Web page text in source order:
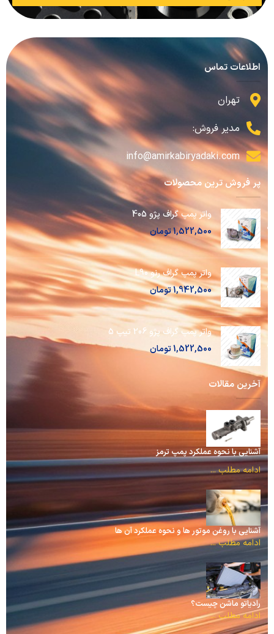
اطلاعات تماس
تهران
مدیر فروش:
info@amirkabiryadaki.com
پر فروش ترین محصولات
واتر پمپ گراف پژو 405
1,522,500تومان
واتر پمپ گراف رنو L90
1,942,500تومان
واتر پمپ گراف پژو 206 تیپ 5
1,522,500تومان
آخرین مقالات
آشنایی با نحوه عملکرد پمپ ترمز
ادامه مطلب ...
آشنایی با روغن موتور ها و نحوه عملکرد آن ها
ادامه مطلب ...
رادیاتو ماشن چیست؟
ادامه مطلب ...